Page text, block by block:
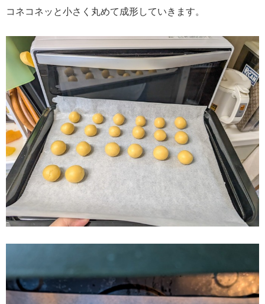
コネコネッと小さく丸めて成形していきます。